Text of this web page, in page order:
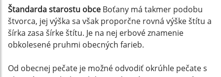
Štandarda starostu obce Boťany má takmer podobu
štvorca, jej výška sa však proporčne rovná výške štítu a
šírka zasa šírke štítu. Je na nej erbové znamenie
obkolesené pruhmi obecných farieb.
Od obecnej pečate je možné odvodiť okrúhle pečate s